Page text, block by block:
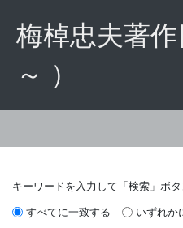
梅棹忠夫著
～ ）
キーワードを入力して「検索」ボ
すべてに一致する
いずれか